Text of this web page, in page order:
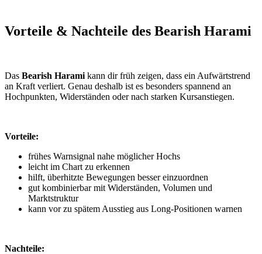
Vorteile & Nachteile des Bearish Harami
Das Bearish Harami kann dir früh zeigen, dass ein Aufwärtstrend
an Kraft verliert. Genau deshalb ist es besonders spannend an
Hochpunkten, Widerständen oder nach starken Kursanstiegen.
Vorteile:
frühes Warnsignal nahe möglicher Hochs
leicht im Chart zu erkennen
hilft, überhitzte Bewegungen besser einzuordnen
gut kombinierbar mit Widerständen, Volumen und
Marktstruktur
kann vor zu spätem Ausstieg aus Long-Positionen warnen
Nachteile: